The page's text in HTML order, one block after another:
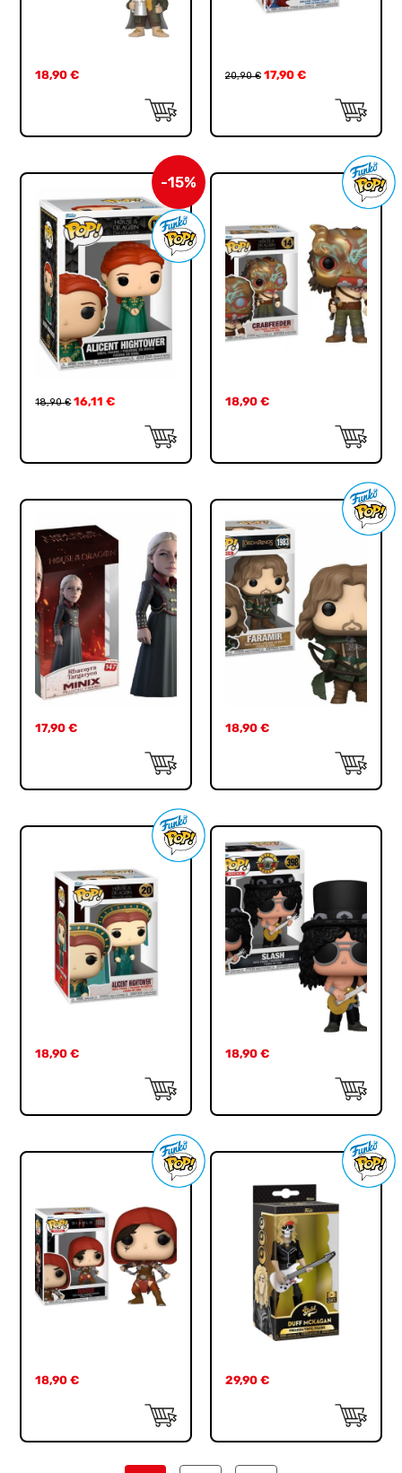
18,90€ 20,90€ 17,90 €
-15%
18,90€ 16,11€ 18,90 €
17,90€ 18,90 €
18,90€ 18,90 €
18,90€ 29,90 €